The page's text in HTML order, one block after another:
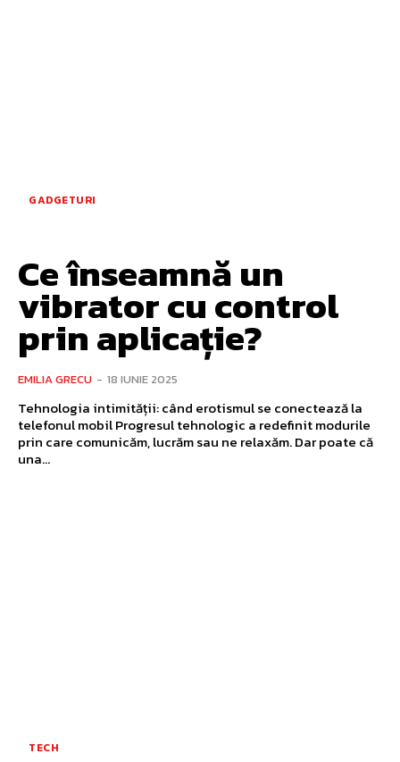
GADGETURI
Ce înseamnă un
vibrator cu control
prin aplicație?
EMILIA GRECU - 18 IUNIE 2025
Tehnologia intimității: când erotismul se conectează la
telefonul mobil Progresul tehnologic a redefinit modurile
prin care comunicăm, lucrăm sau ne relaxăm. Dar poate că
una...
TECH